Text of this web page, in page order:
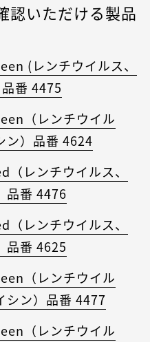
認いただける製品
(レンチウイルス、
番 4475
（レンチウイル
ン）品番 4624
レンチウイルス、
品番 4476
レンチウイルス、
品番 4625
（レンチウイル
シン）品番 4477
（レンチウイル